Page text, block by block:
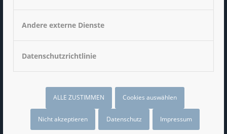
Andere externe Dienste
Datenschutzrichtlinie
ALLE ZUSTIMMEN Cookies auswählen
Nicht akzeptieren Datenschutz Impressum